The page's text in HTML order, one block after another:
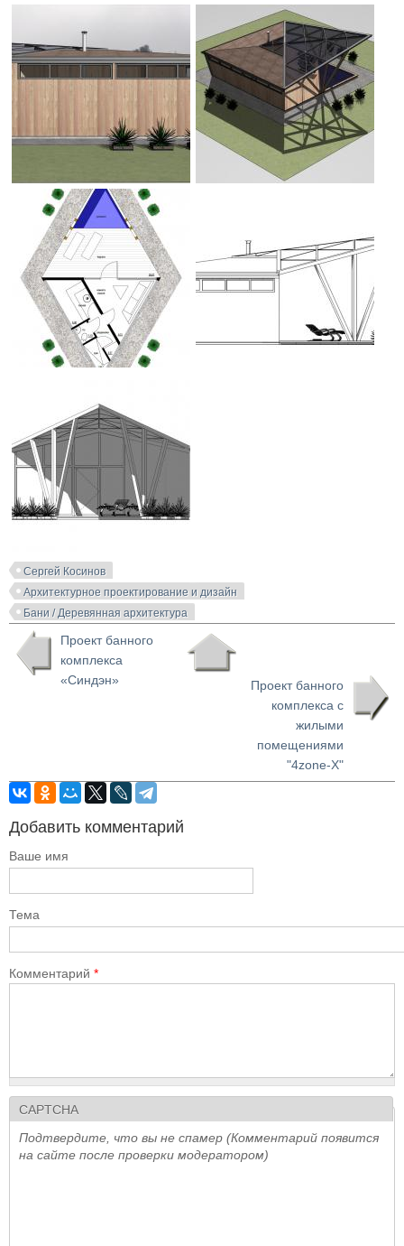
Сергей Косинов
Архитектурное проектирование и дизайн
Бани / Деревянная архитектура
Проект банного
комплекса
«Синдэн»
Проект банного
комплекса с
жилыми
помещениями
"4zone-X"
Добавить комментарий
Ваше имя
Тема
Комментарий *
CAPTCHA
Подтвердите, что вы не спамер (Комментарий появится
на сайте после проверки модератором)